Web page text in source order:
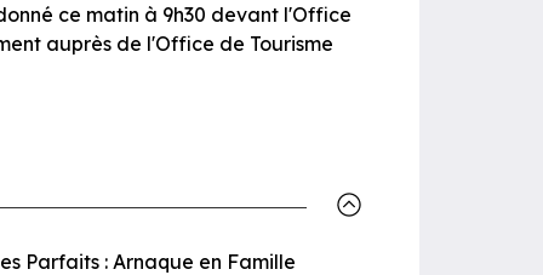
ce matin à 9h30 devant l'Office
auprès de l'Office de Tourisme
Parfaits : Arnaque en Famille